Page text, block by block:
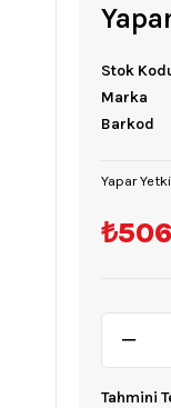
Stok
Marka
Barkod
Yapar
Tahmini